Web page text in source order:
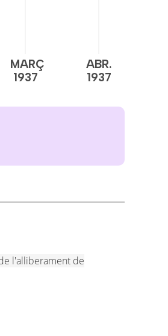
MARÇ
1937
ABR.
1937
l'alliberament de